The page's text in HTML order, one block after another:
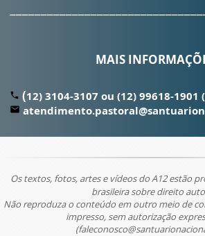
MAIS
local_phone (12) 3104-3107 ou (12) 99618-1901
email
Os textos, fotos, artes e vídeos do A12 estão
brasileira sobre direito
Não reproduza o conteúdo em outro meio de
impresso, sem autorização